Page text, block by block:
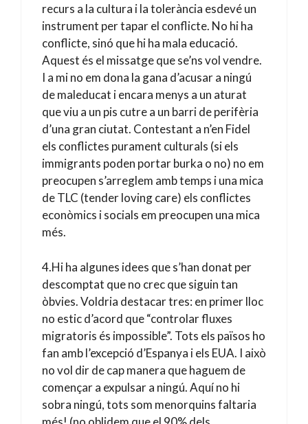
recurs a la cultura i la tolerància esdevé un
instrument per tapar el conflicte. No hi ha
conflicte, sinó que hi ha mala educació.
Aquest és el missatge que se’ns vol vendre.
I a mi no em dona la gana d’acusar a ningú
de maleducat i encara menys a un aturat
que viu a un pis cutre a un barri de perifèria
d’una gran ciutat. Contestant a n’en Fidel
els conflictes purament culturals (si els
immigrants poden portar burka o no) no em
preocupen s’arreglem amb temps i una mica
de TLC (tender loving care) els conflictes
econòmics i socials em preocupen una mica
més.
4.Hi ha algunes idees que s’han donat per
descomptat que no crec que siguin tan
òbvies. Voldria destacar tres: en primer lloc
no estic d’acord que “controlar fluxes
migratoris és impossible”. Tots els països ho
fan amb l’excepció d’Espanya i els EUA. I això
no vol dir de cap manera que haguem de
començar a expulsar a ningú. Aquí no hi
sobra ningú, tots som menorquins faltaria